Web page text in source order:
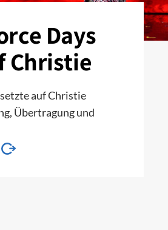
Days
Christie
auf Christie
Übertragung und